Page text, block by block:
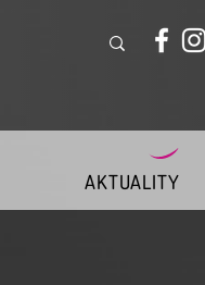
AKTUALITY